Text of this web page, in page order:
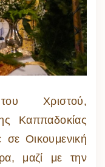
Χριστού,
Καππαδοκίας
σε Οικουμενική
μαζί με την